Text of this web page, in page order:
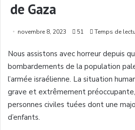
de Gaza
novembre 8, 2023 51 Temps de
Nous assistons avec horreur depuis
bombardements de la population
l’armée israélienne. La situation
grave et extrêmement
personnes civiles tuées dont une
d’enfants.